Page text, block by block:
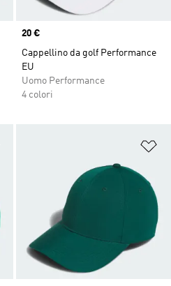
Price
20 €
Cappellino da golf Performance
EU
Uomo Performance
4 colori
Aggiungi alla lista dei desideri